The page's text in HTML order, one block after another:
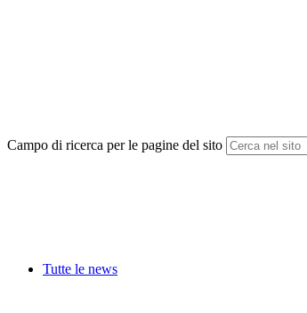
Campo di ricerca per le pagine del sito
Tutte le news